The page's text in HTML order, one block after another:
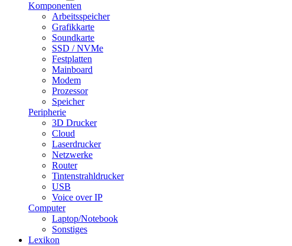
Komponenten
Arbeitsspeicher
Grafikkarte
Soundkarte
SSD / NVMe
Festplatten
Mainboard
Modem
Prozessor
Speicher
Peripherie
3D Drucker
Cloud
Laserdrucker
Netzwerke
Router
Tintenstrahldrucker
USB
Voice over IP
Computer
Laptop/Notebook
Sonstiges
Lexikon